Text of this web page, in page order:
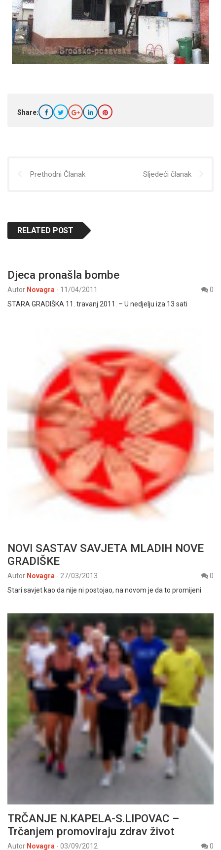
Share:
Prethodni Članak Sljedeći članak
RELATED POST
Djeca pronašla bombe
Autor Novagra - 11/04/2011
0
STARA GRADIŠKA 11. travanj 2011. – U nedjelju iza 13 sati
NOVI SASTAV SAVJETA MLADIH NOVE
GRADIŠKE
Autor Novagra - 27/03/2013
0
Stari savjet kao da nije ni postojao, na novom je da to promijeni
TRČANJE N.KAPELA-S.LIPOVAC –
Trčanjem promoviraju zdrav život
Autor Novagra - 03/09/2012 0